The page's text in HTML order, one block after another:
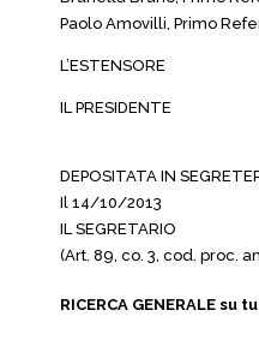
Paolo Amovilli, Primo
L’ESTENSORE
IL PRESIDENTE
DEPOSITATA IN
Il 14/10/2013
IL SEGRETARIO
(Art. 89, co. 3, cod. proc.
RICERCA GENERALE su